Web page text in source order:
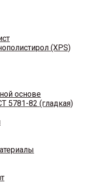
(XPS)
основе
5781-82 (гладкая)